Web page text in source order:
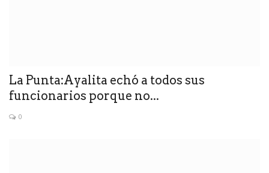
La Punta:Ayalita echó a todos sus
funcionarios porque no...
0